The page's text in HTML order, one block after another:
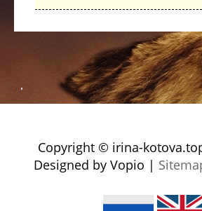
Copyright © irina-
Designed by Vopio |